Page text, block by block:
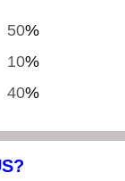
50%
10%
40%